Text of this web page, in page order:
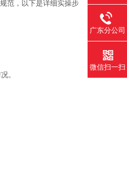
范，以下是详细实操步
况。
广东分公司
微信扫一扫